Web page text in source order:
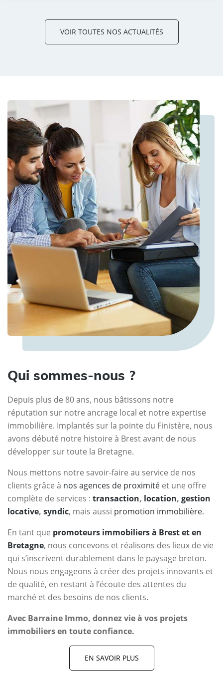
VOIR TOUTES NOS ACTUALITÉS
Qui sommes-nous ?
Depuis plus de 80 ans, nous bâtissons notre
réputation sur notre ancrage local et notre expertise
immobilière. Implantés sur la pointe du Finistère, nous
avons débuté notre histoire à Brest avant de nous
développer sur toute la Bretagne.
Nous mettons notre savoir-faire au service de nos
clients grâce à nos agences de proximité et une offre
complète de services : transaction, location, gestion
locative, syndic, mais aussi promotion immobilière.
En tant que promoteurs immobiliers à Brest et en
Bretagne, nous concevons et réalisons des lieux de vie
qui s’inscrivent durablement dans le paysage breton.
Nous nous engageons à créer des projets innovants et
de qualité, en restant à l’écoute des attentes du
marché et des besoins de nos clients.
Avec Barraine Immo, donnez vie à vos projets
immobiliers en toute confiance.
EN SAVOIR PLUS